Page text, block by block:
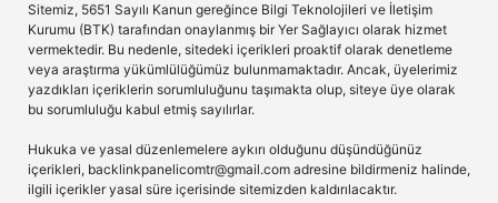
Sitemiz, 5651 Sayılı Kanun gereğince Bilgi Teknolojileri ve İletişim
Kurumu (BTK) tarafından onaylanmış bir Yer Sağlayıcı olarak hizmet
vermektedir. Bu nedenle, sitedeki içerikleri proaktif olarak denetleme
veya araştırma yükümlülüğümüz bulunmamaktadır. Ancak, üyelerimiz
yazdıkları içeriklerin sorumluluğunu taşımakta olup, siteye üye olarak
bu sorumluluğu kabul etmiş sayılırlar.
Hukuka ve yasal düzenlemelere aykırı olduğunu düşündüğünüz
içerikleri, backlinkpanelicomtr@gmail.com adresine bildirmeniz halinde,
ilgili içerikler yasal süre içerisinde sitemizden kaldırılacaktır.